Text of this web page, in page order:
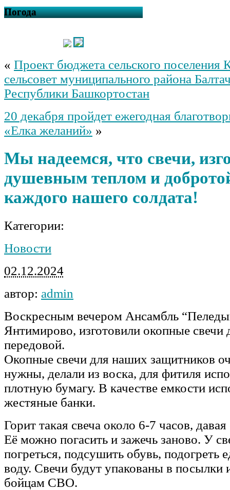
Погода
« Проект бюджета сельского поселения
сельсовет муниципального района
Республики Башкортостан
20 декабря пройдет ежегодная
«Елка желаний» »
Мы надеемся, что свечи,
душевным теплом и
каждого нашего солдата!
Категории:
Новости
02.12.2024
автор: admin
Воскресным вечером Ансамбль
Янтимирово, изготовили окопные свечи
передовой.
Окопные свечи для наших защитников
нужны, делали из воска, для фитиля
плотную бумагу. В качестве емкости
жестяные банки.
Горит такая свеча около 6-7 часов, давая
Её можно погасить и зажечь заново. У
погреться, подсушить обувь, подогреть
воду. Свечи будут упакованы в посылки
бойцам СВО.